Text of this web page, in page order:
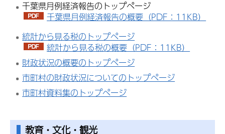
千葉県月例経済報告のトップページ
千葉県月例経済報告の概要（PDF：11KB）
統計から見る税のトップページ
統計から見る税の概要（PDF：11KB）
財政状況の概要のトップページ
市町村の財政状況についてのトップページ
市町村資料集のトップページ
教育・文化・観光